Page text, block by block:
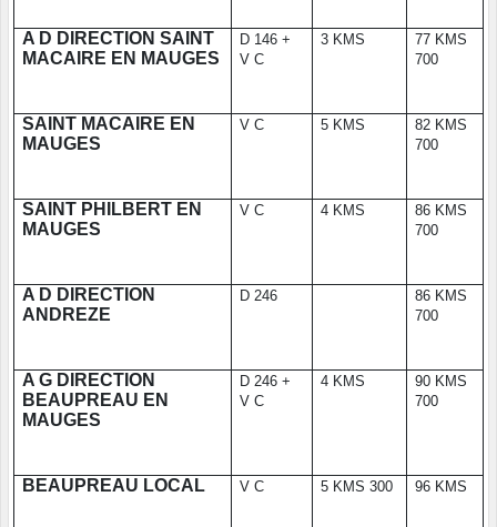
A D DIRECTION SAINT
MACAIRE EN MAUGES
D 146 +
V C
3 KMS
77 KMS
700
SAINT MACAIRE EN
MAUGES
V C 5 KMS
82 KMS
700
SAINT PHILBERT EN
MAUGES
V C 4 KMS
86 KMS
700
A D DIRECTION
ANDREZE
D 246
86 KMS
700
A G DIRECTION
BEAUPREAU EN
MAUGES
D 246 +
V C
4 KMS
90 KMS
700
BEAUPREAU LOCAL V C 5 KMS 300 96 KMS